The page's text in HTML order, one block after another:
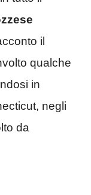
il
qualche
in
negli
da